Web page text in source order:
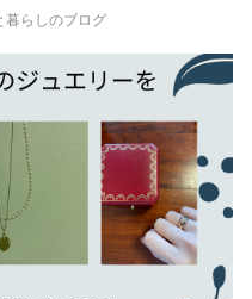
暮らしのブログ